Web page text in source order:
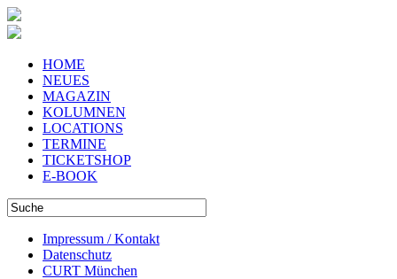
HOME
NEUES
MAGAZIN
KOLUMNEN
LOCATIONS
TERMINE
TICKETSHOP
E-BOOK
Impressum / Kontakt
Datenschutz
CURT München